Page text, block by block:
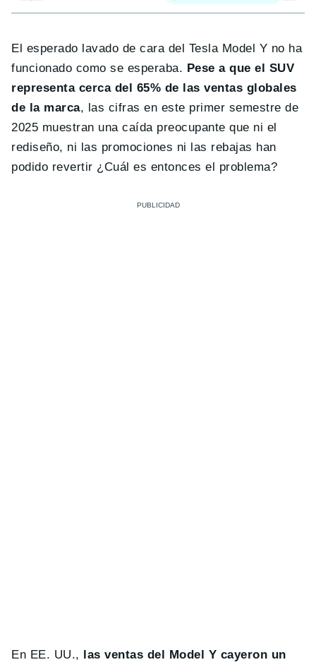
El esperado lavado de cara del Tesla Model Y no ha
funcionado como se esperaba. Pese a que el SUV
representa cerca del 65% de las ventas globales
de la marca, las cifras en este primer semestre de
2025 muestran una caída preocupante que ni el
rediseño, ni las promociones ni las rebajas han
podido revertir ¿Cuál es entonces el problema?
En EE. UU.,
las ventas del Model Y cayeron un